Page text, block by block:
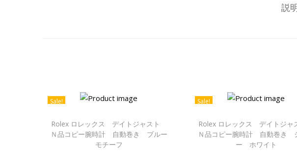
説
Sale!
Rolex ロレックス デイトジャスト
Ｎ品コピー腕時計 自動巻き ブルー
モチーフ
Sale!
Rolex ロレックス デイトジャ
Ｎ品コピー腕時計 自動巻き
ー ホワイト